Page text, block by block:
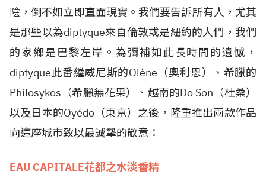
陰，倒不如立即直面現實。我們要告訴所有人，尤其
是那些以為diptyque來自倫敦或是紐約的人們，我們
的家鄉是巴黎左岸。為彌補如此長時間的遺憾，
diptyque此番繼威尼斯的Olène（奧利恩）、希臘的
Philosykos（希臘無花果）、越南的Do Son（杜桑）
以及日本的Oyédo（東京）之後，隆重推出兩款作品
向這座城市致以最誠摯的敬意：
EAU CAPITALE花都之水淡香精